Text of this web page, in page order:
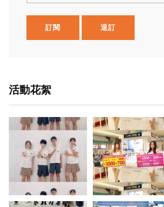
訂閱 退訂
活動花絮